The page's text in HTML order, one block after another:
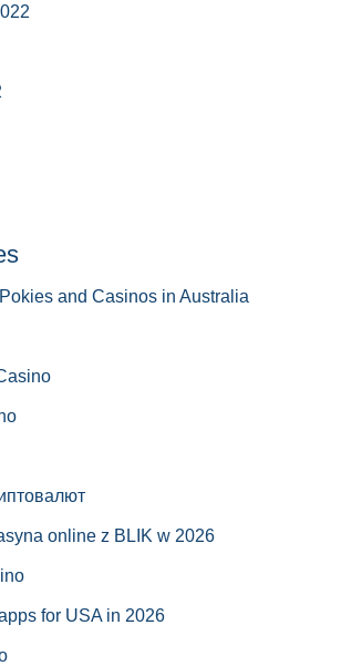
and Casinos in Australia
online z BLIK w 2026
for USA in 2026